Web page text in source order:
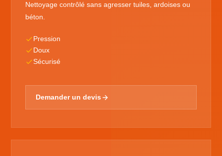
Nettoyage contrôlé sans agresser tuiles, ardoises ou
béton.
Pression
Doux
Sécurisé
Demander un devis